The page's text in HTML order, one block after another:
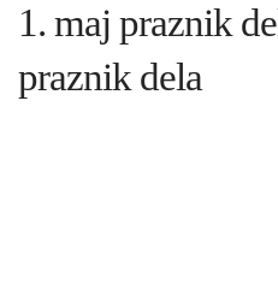
SKUPINE
MISLI
1. maj praznik
praznik dela